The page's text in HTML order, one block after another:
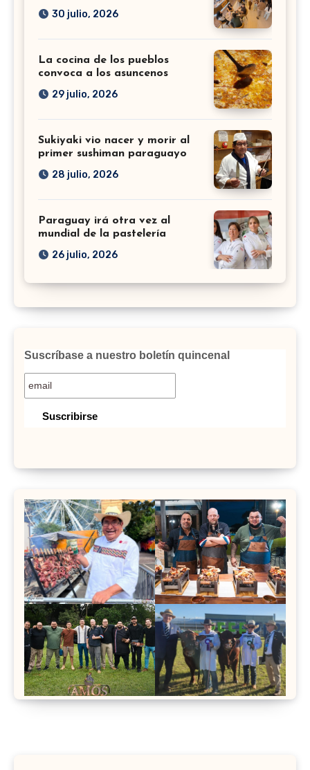
30 julio, 2026
La cocina de los pueblos
convoca a los asuncenos
29 julio, 2026
Sukiyaki vio nacer y morir al
primer sushiman paraguayo
28 julio, 2026
Paraguay irá otra vez al
mundial de la pastelería
26 julio, 2026
Suscríbase a nuestro boletín quincenal